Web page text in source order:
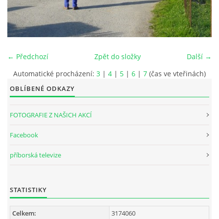
INTERNÍ SEKCE
← Předchozí Další →
Zpět do složky
Automatické procházení: 3 | 4 | 5 | 6 | 7 (čas ve vteřinách)
OBLÍBENÉ ODKAZY
FOTOGRAFIE Z NAŠICH AKCÍ
Facebook
příborská televize
STATISTIKY
Celkem: 3174060